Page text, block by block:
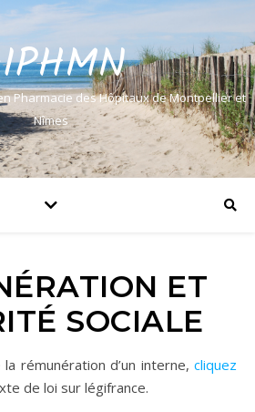
Pharmacie des Hôpitaux de Montpellier et
Nîmes
ET
SOCIALE
rémunération d’un interne, cliquez
de loi sur légifrance.